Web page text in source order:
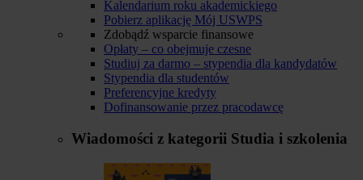
Kalendarium roku akademickiego
Pobierz aplikację Mój USWPS
Zdobądź wsparcie finansowe
Opłaty – co obejmuje czesne
Studiuj za darmo – stypendia dla kandydatów
Stypendia dla studentów
Preferencyjne kredyty
Dofinansowanie przez pracodawcę
Wiadomości z kategorii Studia i szkolenia